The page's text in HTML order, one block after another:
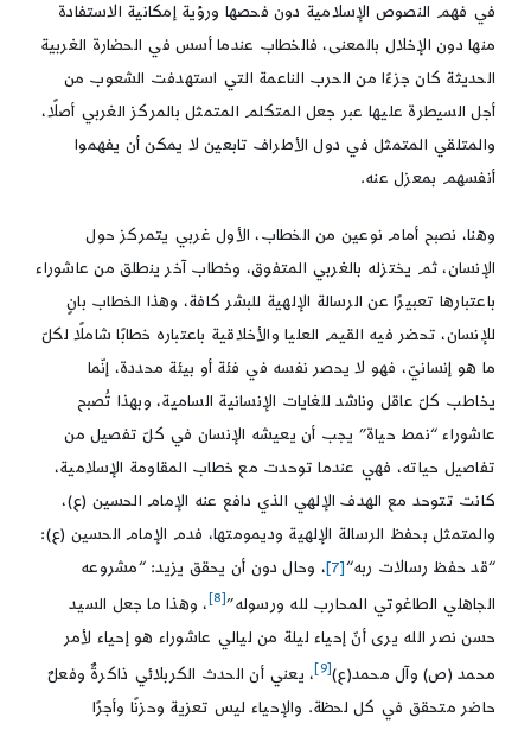
في فهم النصوص الإسلامية دون فحصها ورؤية إمكانية الاستفادة
منها دون الإخلال بالمعنى، فالخطاب عندما أسس في الحضارة الغربية
الحديثة كان جزءًا من الحرب الناعمة التي استهدفت الشعوب من
أجل السيطرة عليها عبر جعل المتكلم المتمثل بالمركز الغربي أصلًا،
والمتلقي المتمثل في دول الأطراف تابعين لا يمكن أن يفهموا
أنفسهم بمعزل عنه.
وهنا، نصبح أمام نوعين من الخطاب، الأول غربي يتمركز حول
الإنسان، ثم يختزله بالغربي المتفوق، وخطاب آخر ينطلق من عاشوراء
باعتبارها تعبيرًا عن الرسالة الإلهية للبشر كافة، وهذا الخطاب بانٍ
للإنسان، تحضر فيه القيم العليا والأخلاقية باعتباره خطابًا شاملًا لكلّ
ما هو إنسانيّ، فهو لا يحصر نفسه في فئة أو بيئة محددة، إنّما
يخاطب كلّ عاقل وناشد للغايات الإنسانية السامية، وبهذا تُصبح
عاشوراء “نمط حياة” يجب أن يعيشه الإنسان في كلّ تفصيل من
تفاصيل حياته، فهي عندما توحدت مع خطاب المقاومة الإسلامية،
كانت تتوحد مع الهدف الإلهي الذي دافع عنه الإمام الحسين (ع)،
والمتمثل بحفظ الرسالة الإلهية وديمومتها، فدم الإمام الحسين (ع):
“قد حفظ رسالات ربه“
[7]
، وحال دون أن يحقق يزيد: “مشروعه
الجاهلي الطاغوتي المحارب لله ورسوله”[8]
، وهذا ما جعل السيد
حسن نصر الله يرى أنّ إحياء ليلة من ليالي عاشوراء هو إحياء لأمر
محمد (ص) وآل محمد(ع)[9]
، يعني أن الحدث الكربلائي ذاكرةٌ وفعلٌ
حاضر متحقق في كل لحظة. والإحياء ليس تعزية وحزنًا وأجرًا